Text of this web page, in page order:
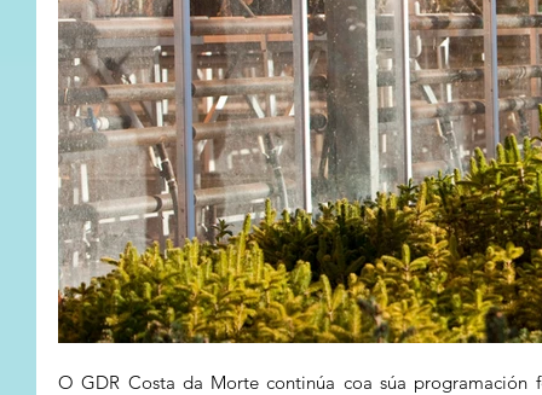
O GDR Costa da Morte continúa coa súa programación